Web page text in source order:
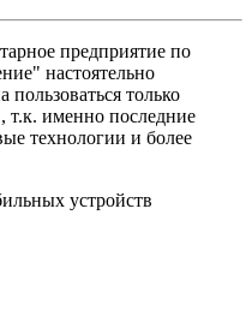
предприятие по
настоятельно
пользоваться только
т.к. именно последние
технологии и более
устройств